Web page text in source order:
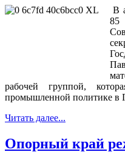
В
85
рабочей группой,
промышленной политике в
Читать далее...
Опорный край